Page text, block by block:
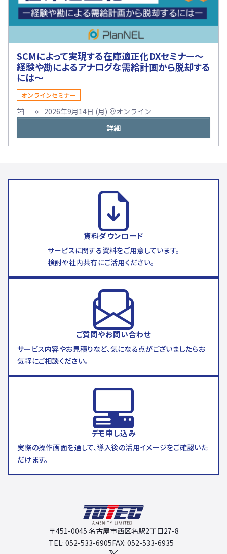
SCMによって実現する在庫適正化DXセミナー～
経験や勘によるアナログな需給計画から脱却する
には～
オンラインセミナー
2026年9月14日 (月)
オンライン
詳細
資料ダウンロード
サービスに関する資料をご用意しています。
検討や社内共有にご活用ください。
ご質問やお問い合わせ
サービス内容やお見積りなど、気になる点がございましたらお
気軽にご相談ください。
デモ申し込み
実際の操作画面を通して、導入後の活用イメージをご確認いた
だけます。
〒451-0045 名古屋市西区名駅2丁目27-8
TEL: 052-533-6905FAX: 052-533-6935